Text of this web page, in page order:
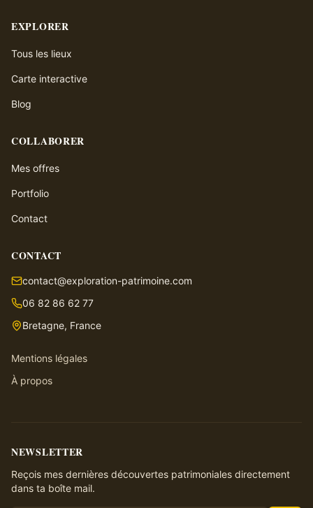
EXPLORER
Tous les lieux
Carte interactive
Blog
COLLABORER
Mes offres
Portfolio
Contact
CONTACT
contact@exploration-patrimoine.com
06 82 86 62 77
Bretagne, France
Mentions légales
À propos
NEWSLETTER
Reçois mes dernières découvertes patrimoniales directement
dans ta boîte mail.